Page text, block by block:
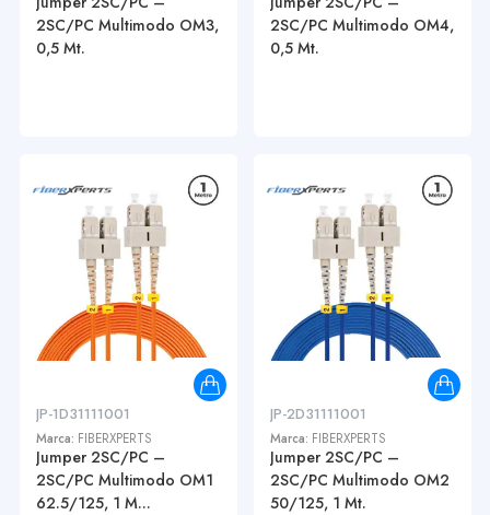
2SC/PC Multimodo OM3,
0,5 Mt.
2SC/PC Multimodo OM4,
0,5 Mt.
JP-1D31111001
Marca: FIBERXPERTS
Jumper 2SC/PC –
2SC/PC Multimodo OM1
62.5/125, 1 M...
JP-2D31111001
Marca: FIBERXPERTS
Jumper 2SC/PC –
2SC/PC Multimodo OM2
50/125, 1 Mt.